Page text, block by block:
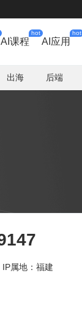
AI课程
hot
AI应用
hot
出海 后端
IP属地：福建